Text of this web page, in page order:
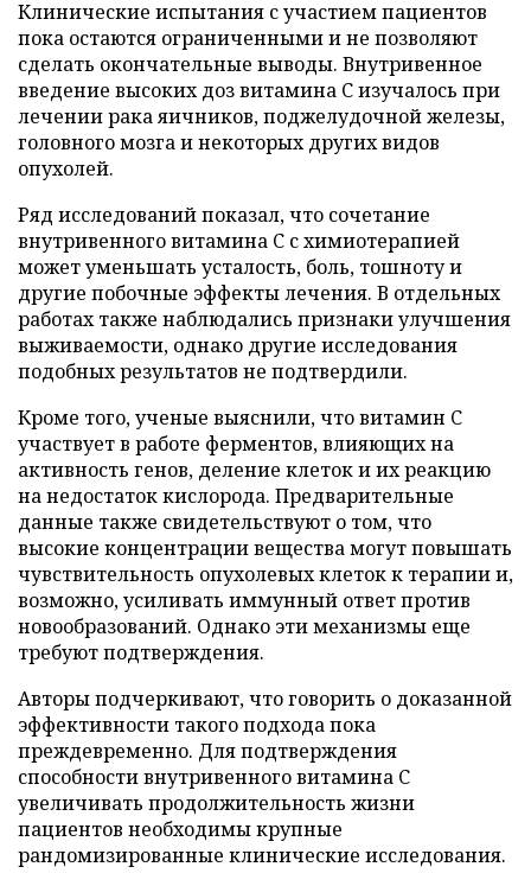
Клинические испытания с участием пациентов
пока остаются ограниченными и не позволяют
сделать окончательные выводы. Внутривенное
введение высоких доз витамина C изучалось при
лечении рака яичников, поджелудочной железы,
головного мозга и некоторых других видов
опухолей.
Ряд исследований показал, что сочетание
внутривенного витамина C с химиотерапией
может уменьшать усталость, боль, тошноту и
другие побочные эффекты лечения. В отдельных
работах также наблюдались признаки улучшения
выживаемости, однако другие исследования
подобных результатов не подтвердили.
Кроме того, ученые выяснили, что витамин C
участвует в работе ферментов, влияющих на
активность генов, деление клеток и их реакцию
на недостаток кислорода. Предварительные
данные также свидетельствуют о том, что
высокие концентрации вещества могут повышать
чувствительность опухолевых клеток к терапии и,
возможно, усиливать иммунный ответ против
новообразований. Однако эти механизмы еще
требуют подтверждения.
Авторы подчеркивают, что говорить о доказанной
эффективности такого подхода пока
преждевременно. Для подтверждения
способности внутривенного витамина C
увеличивать продолжительность жизни
пациентов необходимы крупные
рандомизированные клинические исследования.